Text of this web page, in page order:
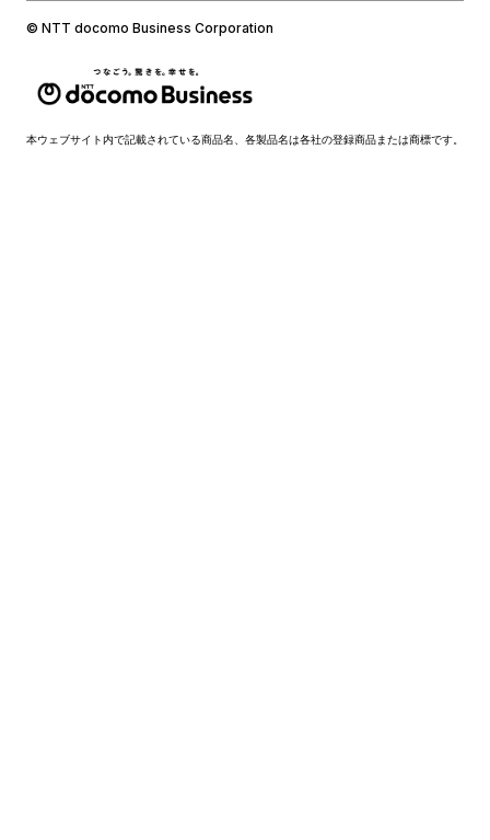
© NTT docomo Business Corporation
本ウェブサイト内で記載されている商品名、各製品名は各社の登録商品または商標です。